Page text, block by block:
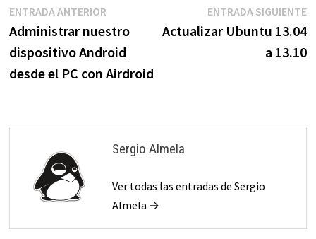
Navegación
de
entradas
ENTRADA ANTERIOREntrada
anterior:
Administrar nuestro
dispositivo Android
desde el PC con Airdroid
ENTRADA SIGUIENTE
Actualizar Ubuntu 13.04
a 13.10
Sergio Almela
Ver todas las entradas de Sergio
Almela →